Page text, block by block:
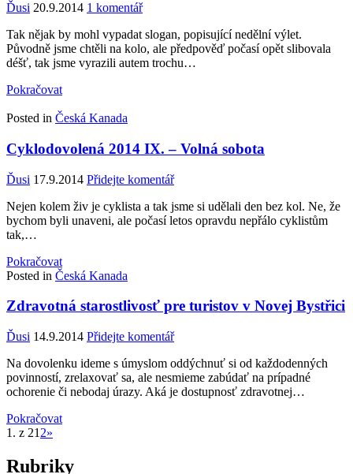
Ďusi 20.9.2014 1 komentář
Tak nějak by mohl vypadat slogan, popisující nedělní výlet.
Původně jsme chtěli na kolo, ale předpověď počasí opět slibovala
déšť, tak jsme vyrazili autem trochu…
Pokračovat
Posted in Česká Kanada
Cyklodovolená 2014 IX. – Volná sobota
Ďusi 17.9.2014 Přidejte komentář
Nejen kolem živ je cyklista a tak jsme si udělali den bez kol. Ne, že
bychom byli unaveni, ale počasí letos opravdu nepřálo cyklistům
tak,…
Pokračovat
Posted in Česká Kanada
Zdravotná starostlivosť pre turistov v Novej Bystřici
Ďusi 14.9.2014 Přidejte komentář
Na dovolenku ideme s úmyslom oddýchnuť si od každodenných
povinností, zrelaxovať sa, ale nesmieme zabúdať na prípadné
ochorenie či nebodaj úrazy. Aká je dostupnosť zdravotnej…
Pokračovat
1. z 21 2»
Rubriky